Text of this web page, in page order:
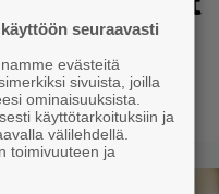
seuraavasti
evästeitä
sivuista, joilla
ominaisuuksista.
käyttötarkoituksiin ja
välilehdellä.
toimivuuteen ja